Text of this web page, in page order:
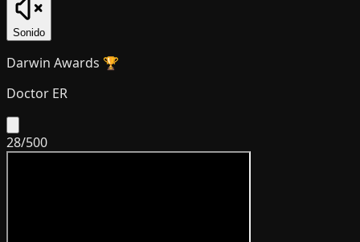
Sonido
Darwin Awards 🏆
Doctor ER
28/500